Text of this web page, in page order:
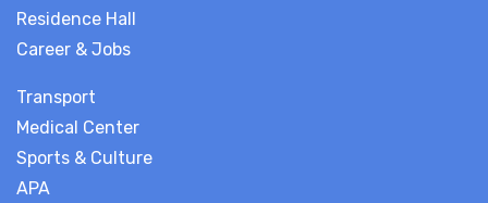
Residence Hall
Career & Jobs
Transport
Medical Center
Sports & Culture
APA